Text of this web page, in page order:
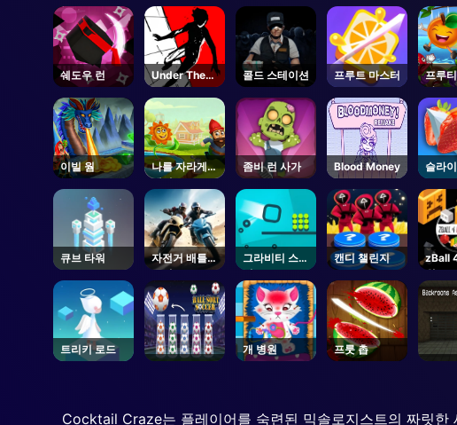
쉐도우 런
Under The
Red Sky
Parkour
콜드 스테이션 프루트 마스터
프루
타
이빌 웜
나를 자라게
해줘
좀비 런 사가 Blood Money 슬라
큐브 타워
자전거 배틀
퓨리
그라비티 스퀘
어
캔디 챌린지
zBall
윈
트리키 로드 개 병원 프룻 촙
Cocktail Craze는 플레이어를 숙련된 믹솔로지스트의 짜릿